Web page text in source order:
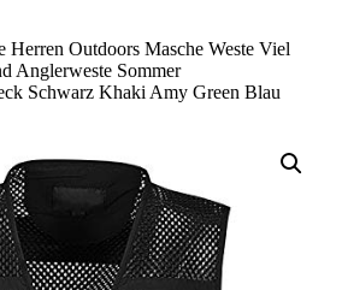
Herren Outdoors Masche Weste Viel
Anglerweste Sommer
Schwarz Khaki Amy Green Blau